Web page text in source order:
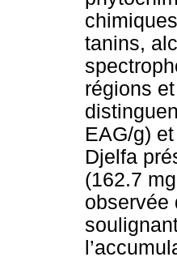
tanins,
régions
EAG/g)
Djelfa
(162.7
observée